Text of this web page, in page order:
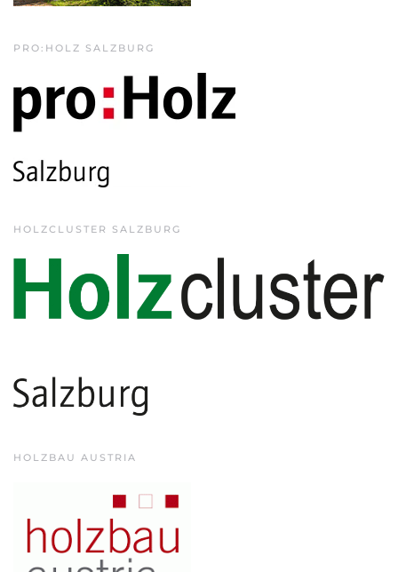
PRO:HOLZ SALZBURG
HOLZCLUSTER SALZBURG
HOLZBAU AUSTRIA